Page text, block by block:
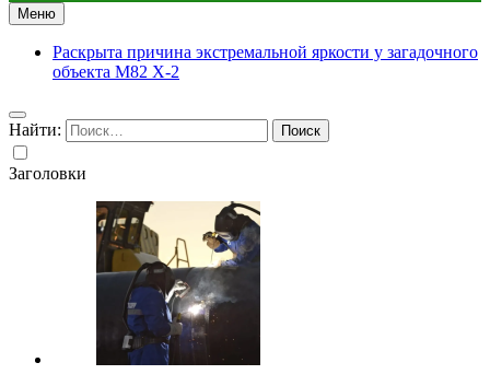
Меню
Раскрыта причина экстремальной яркости у загадочного
объекта M82 X-2
Найти:
Заголовки